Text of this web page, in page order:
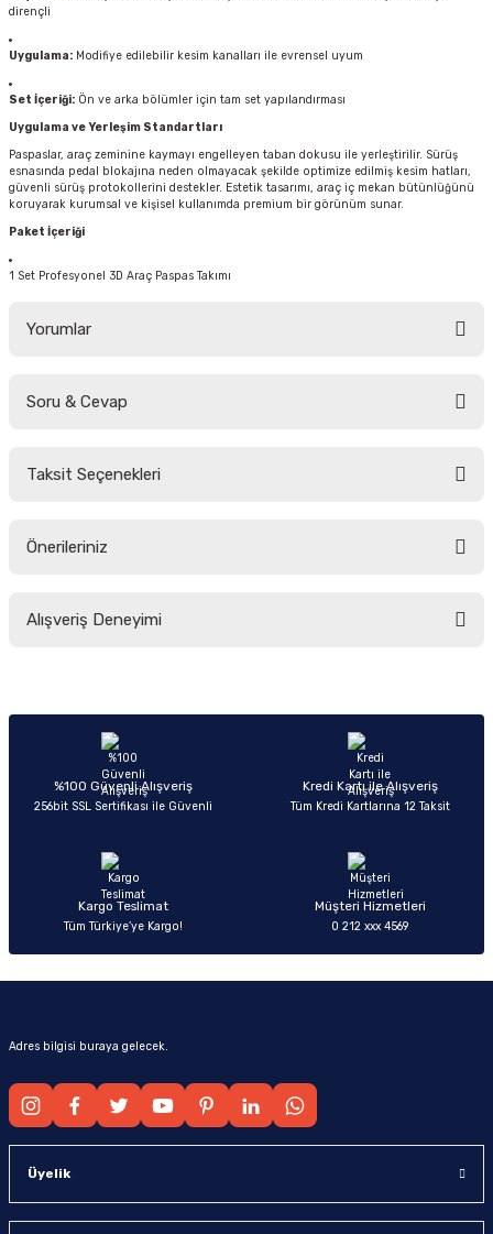
dirençli
Uygulama: Modifiye edilebilir kesim kanalları ile evrensel uyum
Set İçeriği: Ön ve arka bölümler için tam set yapılandırması
Uygulama ve Yerleşim Standartları
Paspaslar, araç zeminine kaymayı engelleyen taban dokusu ile yerleştirilir. Sürüş
esnasında pedal blokajına neden olmayacak şekilde optimize edilmiş kesim hatları,
güvenli sürüş protokollerini destekler. Estetik tasarımı, araç iç mekan bütünlüğünü
koruyarak kurumsal ve kişisel kullanımda premium bir görünüm sunar.
Paket İçeriği
1 Set Profesyonel 3D Araç Paspas Takımı
Yorumlar
Soru & Cevap
Taksit Seçenekleri
Önerileriniz
yetersiz gördüğünüz noktaları öneri formunu kullanarak tarafımıza
Ürün açıklamasında eksik bilgiler bulunuyor.
Ürün bilgilerinde hatalar bulunuyor.
Ürün fiyatı diğer sitelerden daha pahalı.
Alışveriş Deneyimi
Sitemize ilk yorumu siz yapın!
%100 Güvenli Alışveriş
256bit SSL Sertifikası ile Güvenli
Kredi Kartı ile Alışveriş
Tüm Kredi Kartlarına 12 Taksit
Kargo Teslimat
Tüm Türkiye’ye Kargo!
Müşteri Hizmetleri
0 212 xxx 4569
Adres bilgisi buraya gelecek.
Üyelik